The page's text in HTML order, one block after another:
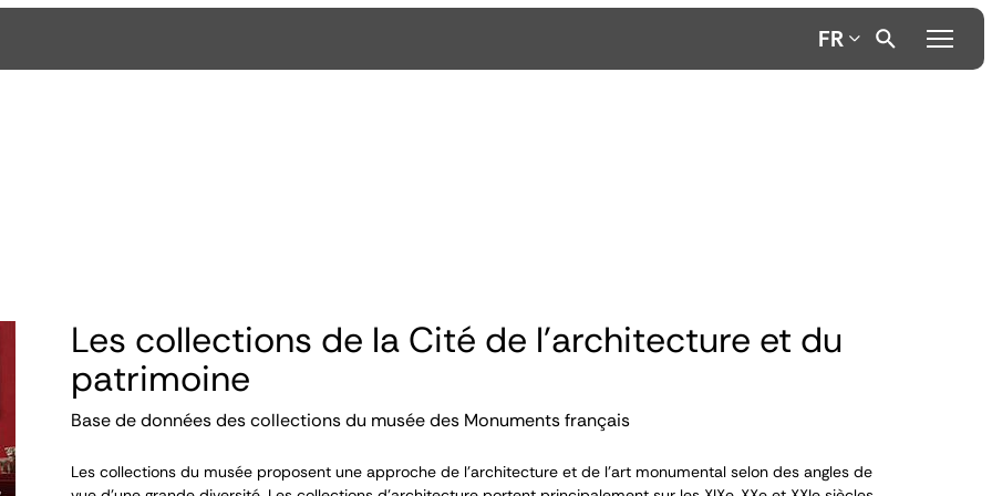
FR
Les collections de la Cité de l'architecture et du
patrimoine
Base de données des collections du musée des Monuments français
Les collections du musée proposent une approche de l’architecture et de l’art monumental selon des angles de